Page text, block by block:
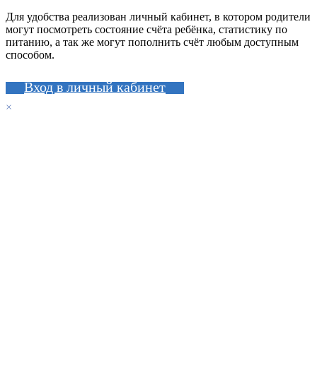
Для удобства реализован личный кабинет, в котором родители
могут посмотреть состояние счёта ребёнка, статистику по
питанию, а так же могут пополнить счёт любым доступным
способом.
Вход в личный кабинет
×